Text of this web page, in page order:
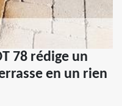
78 rédige un
en un rien